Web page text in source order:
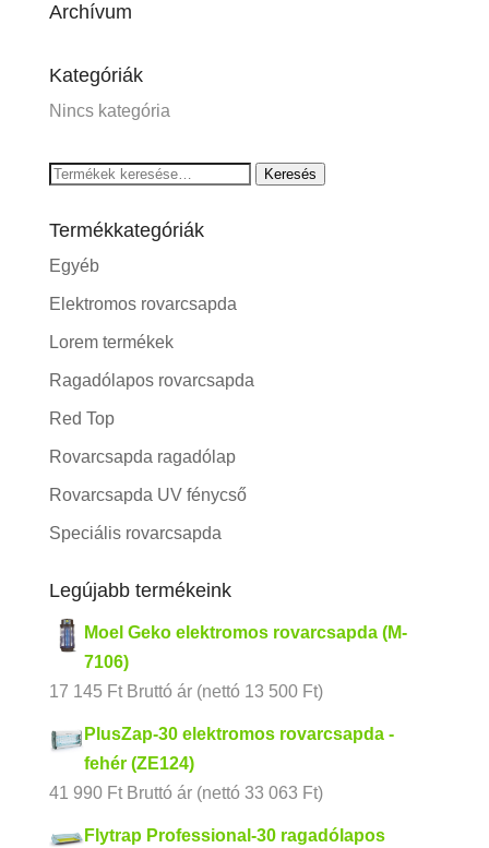
Archívum
Kategóriák
Nincs kategória
Keresés
következőre:
Keresés
Termékkategóriák
Egyéb
Elektromos rovarcsapda
Lorem termékek
Ragadólapos rovarcsapda
Red Top
Rovarcsapda ragadólap
Rovarcsapda UV fénycső
Speciális rovarcsapda
Legújabb termékeink
Moel Geko elektromos rovarcsapda (M-
7106)
17 145 Ft Bruttó ár (nettó 13 500 Ft)
PlusZap-30 elektromos rovarcsapda -
fehér (ZE124)
41 990 Ft Bruttó ár (nettó 33 063 Ft)
Flytrap Professional-30 ragadólapos